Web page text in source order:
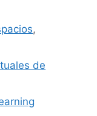
,
de